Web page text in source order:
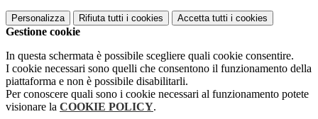
Personalizza Rifiuta tutti i cookies Accetta tutti i cookies
Gestione cookie
In questa schermata è possibile scegliere quali cookie consentire.
I cookie necessari sono quelli che consentono il funzionamento della
piattaforma e non è possibile disabilitarli.
Per conoscere quali sono i cookie necessari al funzionamento potete
visionare la COOKIE POLICY.